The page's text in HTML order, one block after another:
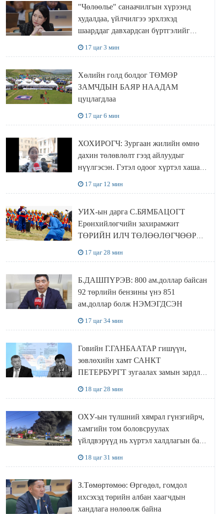
"Чөлөөлье" санаачилгын хүрээнд
худалдаа, үйлчилгээ эрхлэхэд
шаарддаг давхардсан бүртгэлийг
17 цаг 3 мин
Хөлийн голд болдог ТӨМӨР
ЗАМЧДЫН БАЯР НААДАМ
цуцлагдлаа
17 цаг 6 мин
ХОХИРОГЧ: Зургаан жилийн өмнө
дахин төлөвлөлт гээд айлуудыг
нүүлгэсэн. Гэтэл одоог хүртэл хашаа
17 цаг 12 мин
УИХ-ын дарга С.БЯМБАЦОГТ
Ерөнхийлөгчийн захирамжит
ТӨРИЙН ИЛЧ ТӨЛӨӨЛӨГЧӨӨР
17 цаг 28 мин
Б.ДАШПҮРЭВ: 800 ам.доллар байсан
92 төрлийн бензины үнэ 851
ам.доллар болж НЭМЭГДСЭН
17 цаг 34 мин
Говийн Г.ГАНБААТАР гишүүн,
зөвлөхийн хамт САНКТ
ПЕТЕРБУРГТ зугаалах замын зардлаа
18 цаг 28 мин
ОХУ-ын түлшний хямрал гүнзгийрч,
хамгийн том боловсруулах
үйлдвэрүүд нь хүртэл халдлагын бай
18 цаг 31 мин
З.Төмөртөмөө: Өргөдөл, гомдол
ихсэхэд төрийн албан хаагчдын
хандлага нөлөөлж байна